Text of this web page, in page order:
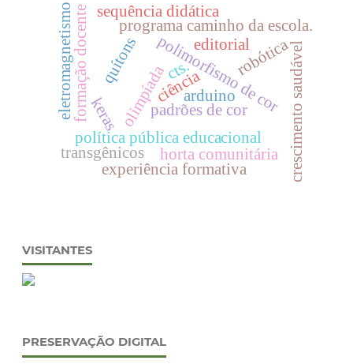
editorial
olimpíada
política pública educacional
programa caminho da escola.
padrões de cor
polimorfismo de cor
quítons robótica
keras crescimento saudável
formação docente sequência didática
transgênicos
cts.
horta comunitária
eletromagnetismo
experiência formativa
ciênciaarduino
VISITANTES
PRESERVAÇÃO DIGITAL